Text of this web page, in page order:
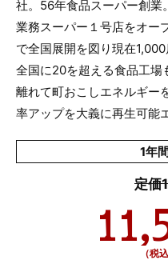
社。56年食品スーパー創
業務スーパー１号店をオー
で全国展開を図り現在
全国に20を超える食品工
離れて町おこしエネルギー
率アップを大義に再生可能
1年
定価
（税